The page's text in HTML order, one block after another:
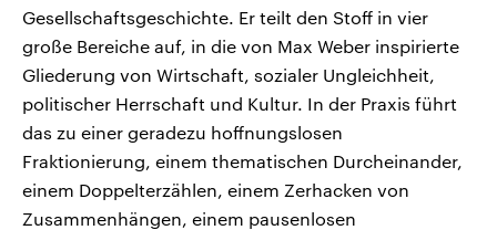
Gesellschaftsgeschichte. Er teilt den Stoff in vier
große Bereiche auf, in die von Max Weber inspirierte
Gliederung von Wirtschaft, sozialer Ungleichheit,
politischer Herrschaft und Kultur. In der Praxis führt
das zu einer geradezu hoffnungslosen
Fraktionierung, einem thematischen Durcheinander,
einem Doppelterzählen, einem Zerhacken von
Zusammenhängen, einem pausenlosen